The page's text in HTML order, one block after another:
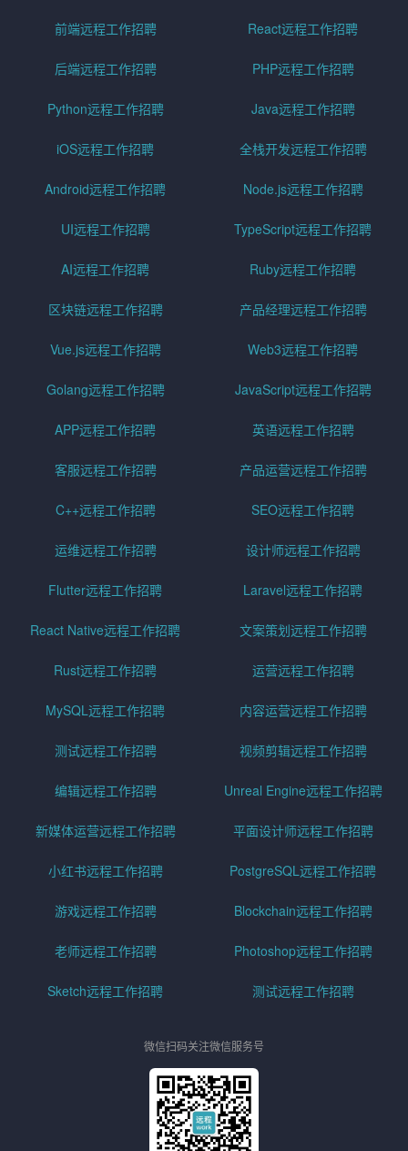
前端远程工作招聘 React远程工作招聘
后端远程工作招聘 PHP远程工作招聘
Python远程工作招聘 Java远程工作招聘
iOS远程工作招聘 全栈开发远程工作招聘
Android远程工作招聘 Node.js远程工作招聘
UI远程工作招聘 TypeScript远程工作招聘
AI远程工作招聘 Ruby远程工作招聘
区块链远程工作招聘 产品经理远程工作招聘
Vue.js远程工作招聘 Web3远程工作招聘
Golang远程工作招聘 JavaScript远程工作招聘
APP远程工作招聘 英语远程工作招聘
客服远程工作招聘 产品运营远程工作招聘
C++远程工作招聘 SEO远程工作招聘
运维远程工作招聘 设计师远程工作招聘
Flutter远程工作招聘 Laravel远程工作招聘
React Native远程工作招聘 文案策划远程工作招聘
Rust远程工作招聘 运营远程工作招聘
MySQL远程工作招聘 内容运营远程工作招聘
测试远程工作招聘 视频剪辑远程工作招聘
编辑远程工作招聘 Unreal Engine远程工作招聘
新媒体运营远程工作招聘 平面设计师远程工作招聘
小红书远程工作招聘 PostgreSQL远程工作招聘
游戏远程工作招聘 Blockchain远程工作招聘
老师远程工作招聘 Photoshop远程工作招聘
Sketch远程工作招聘 测试远程工作招聘
微信扫码关注微信服务号